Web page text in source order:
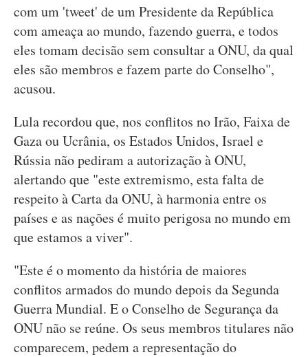
com um 'tweet' de um Presidente da República
com ameaça ao mundo, fazendo guerra, e todos
eles tomam decisão sem consultar a ONU, da qual
eles são membros e fazem parte do Conselho",
acusou.
Lula recordou que, nos conflitos no Irão, Faixa de
Gaza ou Ucrânia, os Estados Unidos, Israel e
Rússia não pediram a autorização à ONU,
alertando que "este extremismo, esta falta de
respeito à Carta da ONU, à harmonia entre os
países e as nações é muito perigosa no mundo em
que estamos a viver".
"Este é o momento da história de maiores
conflitos armados do mundo depois da Segunda
Guerra Mundial. E o Conselho de Segurança da
ONU não se reúne. Os seus membros titulares não
comparecem, pedem a representação do